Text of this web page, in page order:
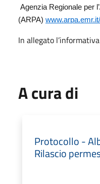
Agenzia Regionale per
(ARPA)
In allegato
A cura di
Protocollo -
Rilascio